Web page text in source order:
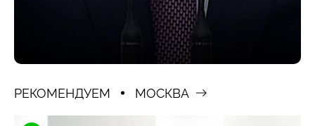
РЕКОМЕНДУЕМ МОСКВА